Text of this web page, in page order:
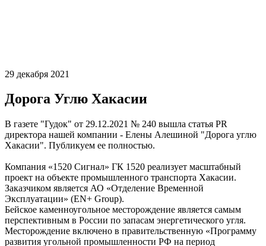
29 декабря 2021
Дорога Углю Хакасии
В газете "Гудок" от 29.12.2021 № 240 вышла статья PR
директора нашей компании - Елены Алешиной "Дорога углю
Хакасии". Публикуем ее полностью.
Компания «1520 Сигнал» ГК 1520 реализует масштабный
проект на объекте промышленного транспорта Хакасии.
Заказчиком является АО «Отделение Временной
Эксплуатации» (EN+ Group).
Бейское каменноугольное месторождение является самым
перспективным в России по запасам энергетического угля.
Месторождение включено в правительственную «Программу
развития угольной промышленности РФ на период